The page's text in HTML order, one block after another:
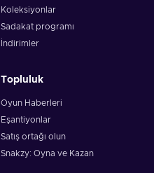
Koleksiyonlar
Sadakat programı
İndirimler
Topluluk
Oyun Haberleri
Eşantiyonlar
Satış ortağı olun
Snakzy: Oyna ve Kazan